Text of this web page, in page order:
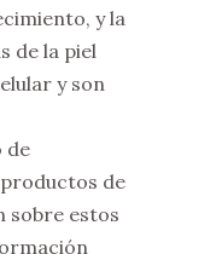
y la
de la piel
y son
de
de
sobre estos